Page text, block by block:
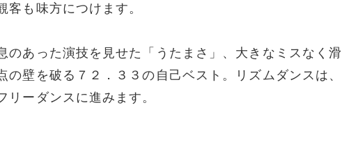
も味方につけます。
のあった演技を見せた「うたまさ」、大きなミスなく滑
壁を破る７２．３３の自己ベスト。リズムダンスは、
リーダンスに進みます。